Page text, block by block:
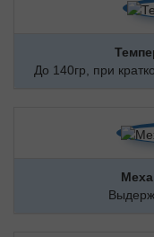
До 140гр, при